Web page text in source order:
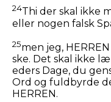
24Thi der skal ikke
eller nogen falsk
25men jeg,
ske. Det skal ikke
eders Dage, du
Ord og fuldbyrde
HERREN.